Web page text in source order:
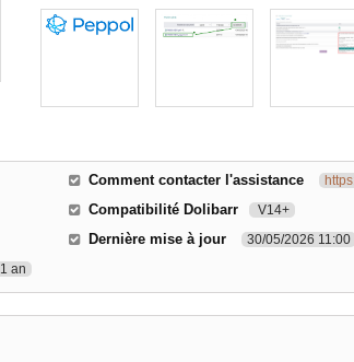
1 an
Comment contacter l'assistance
Compatibilité Dolibarr V14+
Dernière mise à jour 30/05/2026 11:00